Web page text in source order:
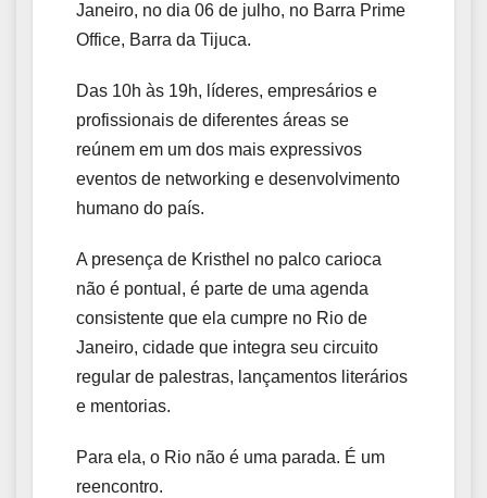
Janeiro, no dia 06 de julho, no Barra Prime
Office, Barra da Tijuca.
Das 10h às 19h, líderes, empresários e
profissionais de diferentes áreas se
reúnem em um dos mais expressivos
eventos de networking e desenvolvimento
humano do país.
A presença de Kristhel no palco carioca
não é pontual, é parte de uma agenda
consistente que ela cumpre no Rio de
Janeiro, cidade que integra seu circuito
regular de palestras, lançamentos literários
e mentorias.
Para ela, o Rio não é uma parada. É um
reencontro.